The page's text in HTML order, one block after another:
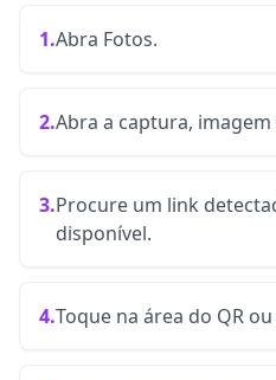
1.Abra Fotos.
2.Abra a captura,
3.Procure um link
disponível.
4.Toque na área do QR